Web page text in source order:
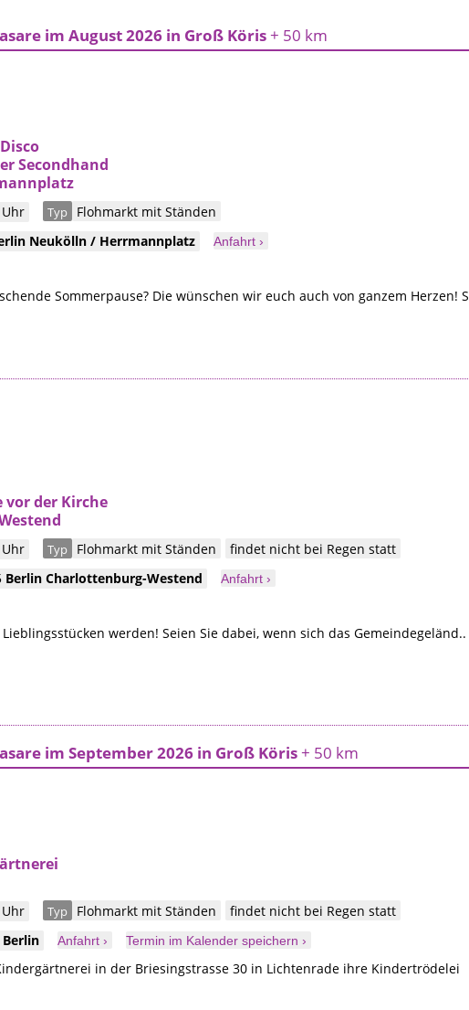
im August 2026 in Groß Köris+ 50 km
Secondhand
Uhr Typ Flohmarkt mit Ständen
Neukölln / Herrmannplatz
Anfahrt ›
Sommerpause? Die wünschen wir euch auch von ganzem Herzen!
vor der Kirche
Uhr Typ Flohmarkt mit Ständen findet nicht bei Regen statt
Berlin Charlottenburg-Westend
Anfahrt ›
werden! Seien Sie dabei, wenn sich das Gemeindegeländ..
im September 2026 in Groß Köris+ 50 km
Uhr Typ Flohmarkt mit Ständen findet nicht bei Regen statt
Berlin Anfahrt › Termin im Kalender speichern ›
in der Briesingstrasse 30 in Lichtenrade ihre Kindertrödelei